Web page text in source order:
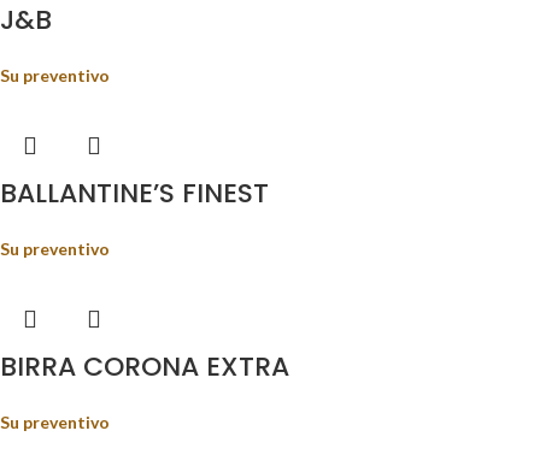
J&B
Su preventivo
BALLANTINE’S FINEST
Su preventivo
BIRRA CORONA EXTRA
Su preventivo